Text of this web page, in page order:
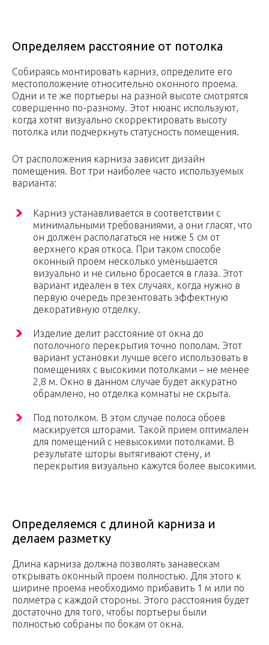
Определяем расстояние от потолка
Собираясь монтировать карниз, определите его
местоположение относительно оконного проема.
Одни и те же портьеры на разной высоте смотрятся
совершенно по-разному. Этот нюанс используют,
когда хотят визуально скорректировать высоту
потолка или подчеркнуть статусность помещения.
От расположения карниза зависит дизайн
помещения. Вот три наиболее часто используемых
варианта:
Карниз устанавливается в соответствии с
минимальными требованиями, а они гласят, что
он должен располагаться не ниже 5 см от
верхнего края откоса. При таком способе
оконный проем несколько уменьшается
визуально и не сильно бросается в глаза. Этот
вариант идеален в тех случаях, когда нужно в
первую очередь презентовать эффектную
декоративную отделку.
Изделие делит расстояние от окна до
потолочного перекрытия точно пополам. Этот
вариант установки лучше всего использовать в
помещениях с высокими потолками – не менее
2,8 м. Окно в данном случае будет аккуратно
обрамлено, но отделка комнаты не скрыта.
Под потолком. В этом случае полоса обоев
маскируется шторами. Такой прием оптимален
для помещений с невысокими потолками. В
результате шторы вытягивают стену, и
перекрытия визуально кажутся более высокими.
Определяемся с длиной карниза и
делаем разметку
Длина карниза должна позволять занавескам
открывать оконный проем полностью. Для этого к
ширине проема необходимо прибавить 1 м или по
полметра с каждой стороны. Этого расстояния будет
достаточно для того, чтобы портьеры были
полностью собраны по бокам от окна.